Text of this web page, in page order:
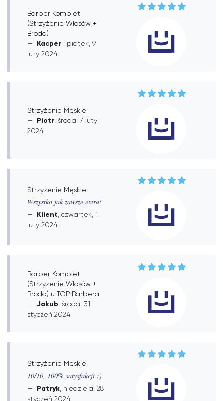
Barber Komplet
(Strzyżenie Włosów +
Broda)
Kacper
, piątek, 9
luty 2024
Strzyżenie Męskie
Piotr , środa, 7 luty
2024
Strzyżenie Męskie
Wszystko jak zawsze extra!
Klient , czwartek, 1
luty 2024
Barber Komplet
(Strzyżenie Włosów +
Broda) u TOP Barbera
Jakub , środa, 31
styczeń 2024
Strzyżenie Męskie
10/10, 100% satysfakcji :)
Patryk , niedziela, 28
styczeń 2024